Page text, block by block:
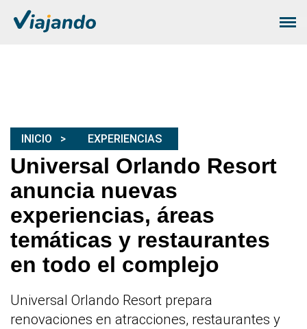
INICIO EXPERIENCIAS
Universal Orlando Resort
anuncia nuevas
experiencias, áreas
temáticas y restaurantes
en todo el complejo
Universal Orlando Resort prepara
renovaciones en atracciones, restaurantes y